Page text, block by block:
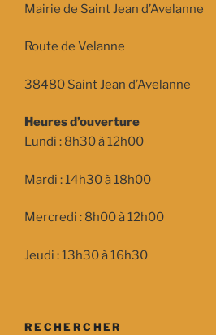
Mairie de Saint Jean d’Avelanne
Route de Velanne
38480 Saint Jean d’Avelanne
Heures d’ouverture
Lundi : 8h30 à 12h00
Mardi : 14h30 à 18h00
Mercredi : 8h00 à 12h00
Jeudi : 13h30 à 16h30
RECHERCHER